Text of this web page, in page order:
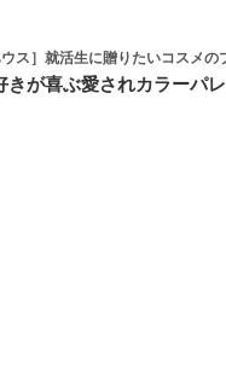
ウス］就活生に贈りたいコスメ
きが喜ぶ愛されカラーパ